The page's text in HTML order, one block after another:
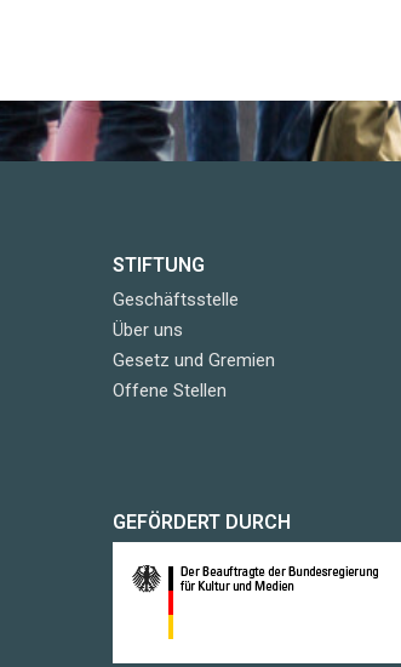
STIFTUNG
Geschäftsstelle
Über uns
Gesetz und Gremien
Offene Stellen
GEFÖRDERT DURCH